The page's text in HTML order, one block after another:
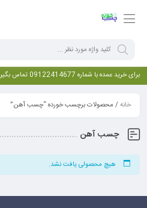
برای خرید عمده با شماره 09122414677 تماس بگیرید
خانه/ محصولات برچسب خورده “چسب آهن”
چسب آهن
هیچ محصولی یافت نشد.